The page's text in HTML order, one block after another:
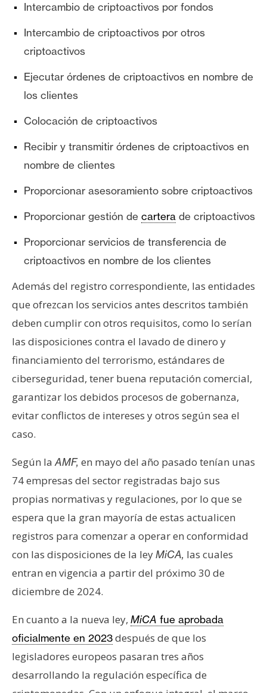
e
u
r
o
s
C
o
n
a
c
o
y
u
b
l
c
i
d
a
Intercambio de criptoactivos por fondos
Intercambio de criptoactivos por otros
criptoactivos
Ejecutar órdenes de criptoactivos en nombre de
los clientes
Colocación de criptoactivos
Recibir y transmitir órdenes de criptoactivos en
nombre de clientes
Proporcionar asesoramiento sobre criptoactivos
Proporcionar gestión de cartera de criptoactivos
Proporcionar servicios de transferencia de
criptoactivos en nombre de los clientes
Además del registro correspondiente, las entidades
que ofrezcan los servicios antes descritos también
deben cumplir con otros requisitos, como lo serían
las disposiciones contra el lavado de dinero y
financiamiento del terrorismo, estándares de
ciberseguridad, tener buena reputación comercial,
garantizar los debidos procesos de gobernanza,
evitar conflictos de intereses y otros según sea el
caso.
Según laAMF, en mayo del año pasado tenían unas
74 empresas del sector registradas bajo sus
propias normativas y regulaciones, por lo que se
espera que la gran mayoría de estas actualicen
registros para comenzar a operar en conformidad
con las disposiciones de la leyMiCA, las cuales
entran en vigencia a partir del próximo 30 de
diciembre de 2024.
En cuanto a la nueva ley, MiCA fue aprobada
oficialmente en 2023después de que los
legisladores europeos pasaran tres años
desarrollando la regulación específica de